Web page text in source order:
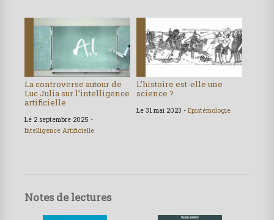
La controverse autour de
Luc Julia sur l’intelligence
artificielle
Le 2 septembre 2025 -
Intelligence Artificielle
L’histoire est-elle une
science ?
Le 31 mai 2023 - Épistémologie
Notes de lectures